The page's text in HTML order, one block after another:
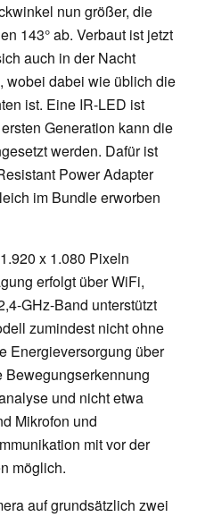
nun größer, die
143° ab. Verbaut ist jetzt
auch in der Nacht
wobei dabei wie üblich die
ist. Eine IR-LED ist
Generation kann die
werden. Dafür ist
Power Adapter
im Bundle erworben
x 1.080 Pixeln
erfolgt über WiFi,
GHz-Band unterstützt
zumindest nicht ohne
Energieversorgung über
Bewegungserkennung
und nicht etwa
Mikrofon und
mit vor der
möglich.
auf grundsätzlich zwei